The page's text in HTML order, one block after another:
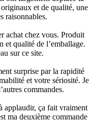
et de qualité, une
raisonnables.
achat chez vous. Produit
et qualité de l’emballage.
sur ce site.
surprise par la rapidité
et votre sériosité. Je
commandes.
applaudir, ça fait vraiment
ma deuxième commande